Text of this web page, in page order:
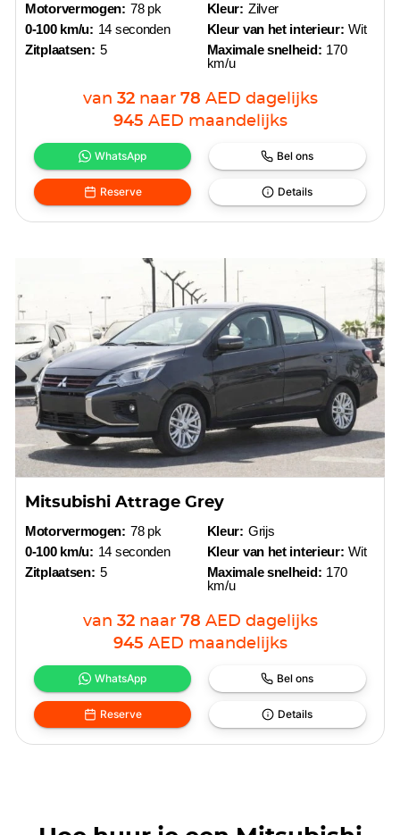
Motorvermogen: 78 pk
0-100 km/u: 14 seconden
Zitplaatsen: 5
Kleur: Zilver
Kleur van het interieur: Wit
Maximale snelheid: 170
km/u
van 32 naar 78 AED dagelijks
945 AED maandelijks
WhatsApp Bel ons
Reserve Details
Mitsubishi Attrage Grey
Motorvermogen: 78 pk
0-100 km/u: 14 seconden
Zitplaatsen: 5
Kleur: Grijs
Kleur van het interieur: Wit
Maximale snelheid: 170
km/u
van 32 naar 78 AED dagelijks
945 AED maandelijks
WhatsApp Bel ons
Reserve Details